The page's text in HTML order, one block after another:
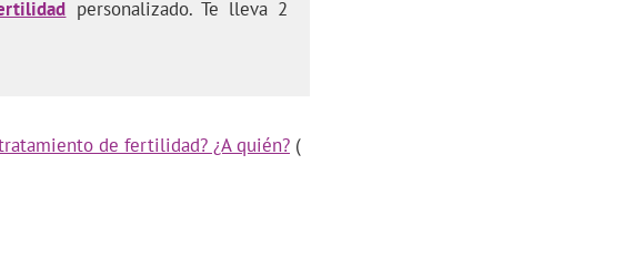
personalizado. Te lleva 2
de fertilidad? ¿A quién? (